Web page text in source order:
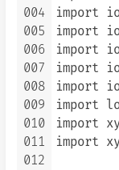
004
005
006
007
008
009
010
011
012
import
import
import
import
import
import
import
import